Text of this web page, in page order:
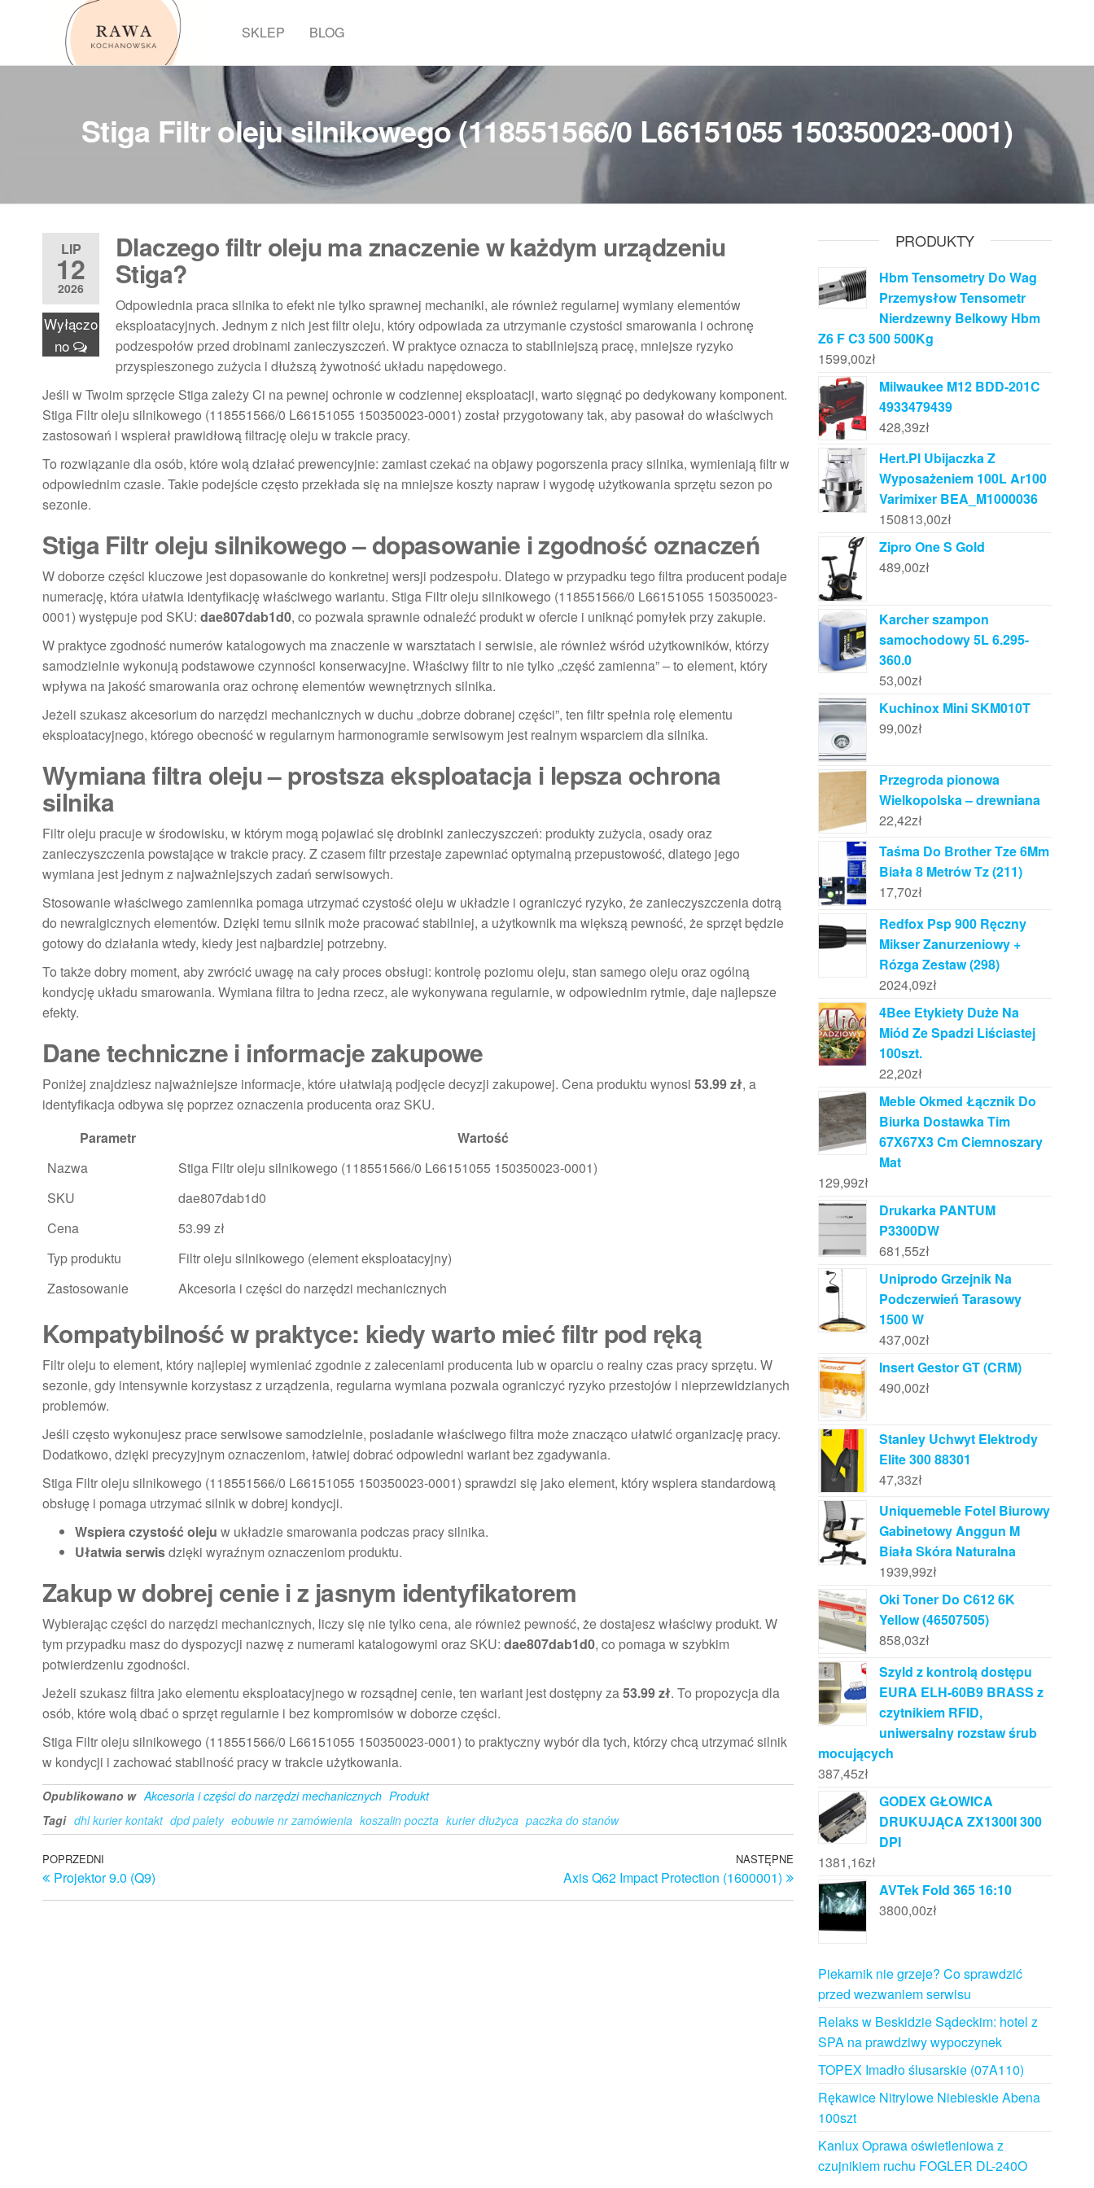
SKLEP BLOG
Stiga Filtr oleju silnikowego (118551566/0 L66151055 150350023-0001)
LIP
12
2026
Wyłączo
no
Dlaczego filtr oleju ma znaczenie w każdym urządzeniu
Stiga?
Odpowiednia praca silnika to efekt nie tylko sprawnej mechaniki, ale również regularnej wymiany elementów
eksploatacyjnych. Jednym z nich jest filtr oleju, który odpowiada za utrzymanie czystości smarowania i ochronę
podzespołów przed drobinami zanieczyszczeń. W praktyce oznacza to stabilniejszą pracę, mniejsze ryzyko
przyspieszonego zużycia i dłuższą żywotność układu napędowego.
Jeśli w Twoim sprzęcie Stiga zależy Ci na pewnej ochronie w codziennej eksploatacji, warto sięgnąć po dedykowany komponent.
Stiga Filtr oleju silnikowego (118551566/0 L66151055 150350023-0001) został przygotowany tak, aby pasował do właściwych
zastosowań i wspierał prawidłową filtrację oleju w trakcie pracy.
To rozwiązanie dla osób, które wolą działać prewencyjnie: zamiast czekać na objawy pogorszenia pracy silnika, wymieniają filtr w
odpowiednim czasie. Takie podejście często przekłada się na mniejsze koszty napraw i wygodę użytkowania sprzętu sezon po
sezonie.
Stiga Filtr oleju silnikowego – dopasowanie i zgodność oznaczeń
W doborze części kluczowe jest dopasowanie do konkretnej wersji podzespołu. Dlatego w przypadku tego filtra producent podaje
numerację, która ułatwia identyfikację właściwego wariantu. Stiga Filtr oleju silnikowego (118551566/0 L66151055 150350023-
0001) występuje pod SKU: dae807dab1d0, co pozwala sprawnie odnaleźć produkt w ofercie i uniknąć pomyłek przy zakupie.
W praktyce zgodność numerów katalogowych ma znaczenie w warsztatach i serwisie, ale również wśród użytkowników, którzy
samodzielnie wykonują podstawowe czynności konserwacyjne. Właściwy filtr to nie tylko „część zamienna” – to element, który
wpływa na jakość smarowania oraz ochronę elementów wewnętrznych silnika.
Jeżeli szukasz akcesorium do narzędzi mechanicznych w duchu „dobrze dobranej części”, ten filtr spełnia rolę elementu
eksploatacyjnego, którego obecność w regularnym harmonogramie serwisowym jest realnym wsparciem dla silnika.
Wymiana filtra oleju – prostsza eksploatacja i lepsza ochrona
silnika
Filtr oleju pracuje w środowisku, w którym mogą pojawiać się drobinki zanieczyszczeń: produkty zużycia, osady oraz
zanieczyszczenia powstające w trakcie pracy. Z czasem filtr przestaje zapewniać optymalną przepustowość, dlatego jego
wymiana jest jednym z najważniejszych zadań serwisowych.
Stosowanie właściwego zamiennika pomaga utrzymać czystość oleju w układzie i ograniczyć ryzyko, że zanieczyszczenia dotrą
do newralgicznych elementów. Dzięki temu silnik może pracować stabilniej, a użytkownik ma większą pewność, że sprzęt będzie
gotowy do działania wtedy, kiedy jest najbardziej potrzebny.
To także dobry moment, aby zwrócić uwagę na cały proces obsługi: kontrolę poziomu oleju, stan samego oleju oraz ogólną
kondycję układu smarowania. Wymiana filtra to jedna rzecz, ale wykonywana regularnie, w odpowiednim rytmie, daje najlepsze
efekty.
Dane techniczne i informacje zakupowe
Poniżej znajdziesz najważniejsze informacje, które ułatwiają podjęcie decyzji zakupowej. Cena produktu wynosi 53.99 zł, a
identyfikacja odbywa się poprzez oznaczenia producenta oraz SKU.
Parametr
Wartość
Nazwa
Stiga Filtr oleju silnikowego (118551566/0 L66151055 150350023-0001)
SKU
dae807dab1d0
Cena
53.99 zł
Typ produktu
Filtr oleju silnikowego (element eksploatacyjny)
Zastosowanie
Akcesoria i części do narzędzi mechanicznych
Kompatybilność w praktyce: kiedy warto mieć filtr pod ręką
Filtr oleju to element, który najlepiej wymieniać zgodnie z zaleceniami producenta lub w oparciu o realny czas pracy sprzętu. W
sezonie, gdy intensywnie korzystasz z urządzenia, regularna wymiana pozwala ograniczyć ryzyko przestojów i nieprzewidzianych
problemów.
Jeśli często wykonujesz prace serwisowe samodzielnie, posiadanie właściwego filtra może znacząco ułatwić organizację pracy.
Dodatkowo, dzięki precyzyjnym oznaczeniom, łatwiej dobrać odpowiedni wariant bez zgadywania.
Stiga Filtr oleju silnikowego (118551566/0 L66151055 150350023-0001) sprawdzi się jako element, który wspiera standardową
obsługę i pomaga utrzymać silnik w dobrej kondycji.
Wspiera czystość oleju w układzie smarowania podczas pracy silnika.
Ułatwia serwisdzięki wyraźnym oznaczeniom produktu.
Zakup w dobrej cenie i z jasnym identyfikatorem
Wybierając części do narzędzi mechanicznych, liczy się nie tylko cena, ale również pewność, że dostajesz właściwy produkt. W
tym przypadku masz do dyspozycji nazwę z numerami katalogowymi oraz SKU: dae807dab1d0, co pomaga w szybkim
potwierdzeniu zgodności.
Jeżeli szukasz filtra jako elementu eksploatacyjnego w rozsądnej cenie, ten wariant jest dostępny za53.99 zł. To propozycja dla
osób, które wolą dbać o sprzęt regularnie i bez kompromisów w doborze części.
Stiga Filtr oleju silnikowego (118551566/0 L66151055 150350023-0001) to praktyczny wybór dla tych, którzy chcą utrzymać silnik
w kondycji i zachować stabilność pracy w trakcie użytkowania.
Opublikowano w Akcesoria i części do narzędzi mechanicznych Produkt
Tagi dhl kurier kontakt dpd palety eobuwie nr zamówienia koszalin poczta kurier dłużyca paczka do stanów
Nawigacja
wpisu
Poprzedni
wpis
POPRZEDNI
Projektor 9.0 (Q9)
Następny
wpis
NASTĘPNE
Axis Q62 Impact Protection (1600001)
PRODUKTY
Hbm Tensometry Do Wag
Przemysłow Tensometr
Nierdzewny Belkowy Hbm
Z6 F C3 500 500Kg
1599,00zł
Milwaukee M12 BDD-201C
4933479439
428,39zł
Hert.Pl Ubijaczka Z
Wyposażeniem 100L Ar100
Varimixer BEA_M1000036
150813,00zł
Zipro One S Gold
489,00zł
Karcher szampon
samochodowy 5L 6.295-
360.0
53,00zł
Kuchinox Mini SKM010T
99,00zł
Przegroda pionowa
Wielkopolska – drewniana
22,42zł
Taśma Do Brother Tze 6Mm
Biała 8 Metrów Tz (211)
17,70zł
Redfox Psp 900 Ręczny
Mikser Zanurzeniowy +
Rózga Zestaw (298)
2024,09zł
4Bee Etykiety Duże Na
Miód Ze Spadzi Liściastej
100szt.
22,20zł
Meble Okmed Łącznik Do
Biurka Dostawka Tim
67X67X3 Cm Ciemnoszary
Mat
129,99zł
Drukarka PANTUM
P3300DW
681,55zł
Uniprodo Grzejnik Na
Podczerwień Tarasowy
1500 W
437,00zł
Insert Gestor GT (CRM)
490,00zł
Stanley Uchwyt Elektrody
Elite 300 88301
47,33zł
Uniquemeble Fotel Biurowy
Gabinetowy Anggun M
Biała Skóra Naturalna
1939,99zł
Oki Toner Do C612 6K
Yellow (46507505)
858,03zł
Szyld z kontrolą dostępu
EURA ELH-60B9 BRASS z
czytnikiem RFID,
uniwersalny rozstaw śrub
mocujących
387,45zł
GODEX GŁOWICA
DRUKUJĄCA ZX1300I 300
DPI
1381,16zł
AVTek Fold 365 16:10
3800,00zł
Piekarnik nie grzeje? Co sprawdzić
przed wezwaniem serwisu
Relaks w Beskidzie Sądeckim: hotel z
SPA na prawdziwy wypoczynek
TOPEX Imadło ślusarskie (07A110)
Rękawice Nitrylowe Niebieskie Abena
100szt
Kanlux Oprawa oświetleniowa z
czujnikiem ruchu FOGLER DL-240O